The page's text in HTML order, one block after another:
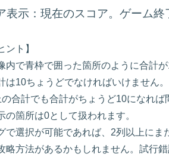
示：現在のスコア。ゲーム終
ント】
内で青枠で囲った箇所のように合計
は10ちょうどでなければいけません
の合計でも合計がちょうど10になれ
の箇所は0として扱われます。
で選択が可能であれば、2列以上に
略方法があるかもしれません。試行